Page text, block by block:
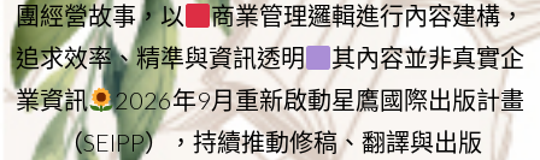
團經營故事，以
商業管理邏輯進行內容建構，
追求效率、精準與資訊透明
其內容並非真實企
業資訊
2026年9月重新啟動星鷹國際出版計畫
（SEIPP），持續推動修稿、翻譯與出版